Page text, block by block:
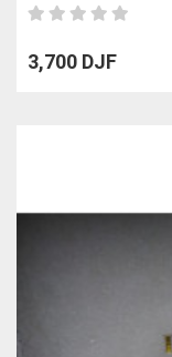
3,700 DJF